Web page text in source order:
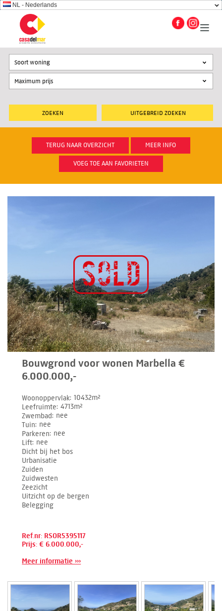
NL - Nederlands
UITGEBREID ZOEKEN
Soort woning
TERUG NAAR OVERZICHT MEER INFO
VOEG TOE AAN FAVORIETEN
Bouwgrond voor wonen Marbella €
6.000.000,-
Woonoppervlak 10432m²
Leefruimte 4713m²
Zwembad nee
Tuin nee
Parkeren nee
Lift nee
Dicht bij het bos
Urbanisatie
Zuiden
Zuidwesten
Zeezicht
Uitzicht op de bergen
Belegging
Ref.nr: RSOR5395117
Prijs: € 6.000.000,-
Meer informatie ›››